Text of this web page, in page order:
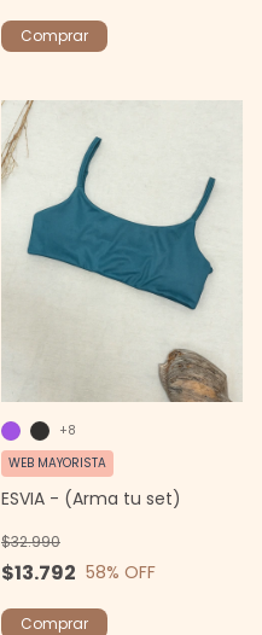
Comprar
ESVIA - (Arma tu set)
$13.792
$32.990
58% OFF
WEB MAYORISTA
+8
Comprar